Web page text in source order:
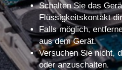
Schalten Sie das
Flüssigkeitskontakt
Falls möglich,
aus dem Gerät.
Versuchen Sie nicht,
oder anzuschalten.